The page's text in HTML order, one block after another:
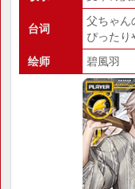
台词
父ちゃん
ぴったり
绘师
碧風羽